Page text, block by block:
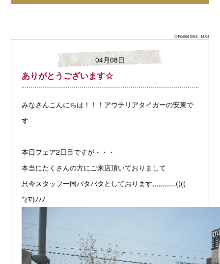
◎Posted time : 14:04
04月08日
ありがとうございます☆
みなさんこんにちは！！！アウテリアタイガーの安東で
す
本日フェア2日目ですが・・・
本当にたくさんの方にご来店頂いておりまして
只今スタッフ一同バタバタとしております,,,,,,,,,,,,((((
*≧∇)ﾉﾉﾉ